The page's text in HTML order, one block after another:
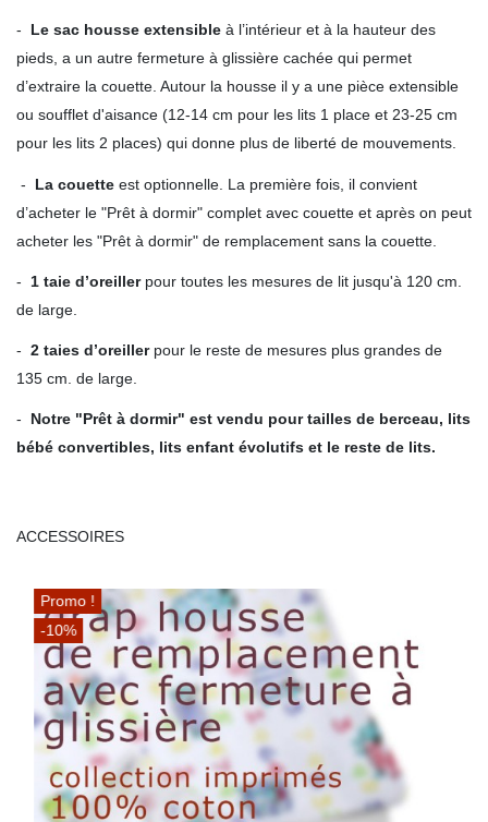
- Le sac housse extensible à l’intérieur et à la hauteur des
pieds, a un autre fermeture à glissière cachée qui permet
d’extraire la couette. Autour la housse il y a une pièce extensible
ou soufflet d'aisance (12-14 cm pour les lits 1 place et 23-25 cm
pour les lits 2 places) qui donne plus de liberté de mouvements.
- La couette est optionnelle. La première fois, il convient
d’acheter le "Prêt à dormir" complet avec couette et après on peut
acheter les "Prêt à dormir" de remplacement sans la couette.
- 1 taie d’oreiller pour toutes les mesures de lit jusqu'à 120 cm.
de large.
- 2 taies d’oreillerpour le reste de mesures plus grandes de
135 cm. de large.
- Notre "Prêt à dormir" est vendu pour tailles de berceau, lits
bébé convertibles, lits enfant évolutifs et le reste de lits.
ACCESSOIRES
Promo !
-10%